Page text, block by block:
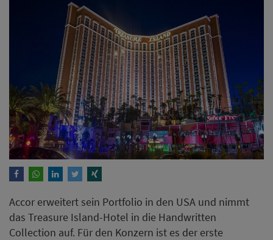
Accor erweitert sein Portfolio in den USA und nimmt
das Treasure Island-Hotel in die Handwritten
Collection auf. Für den Konzern ist es der erste